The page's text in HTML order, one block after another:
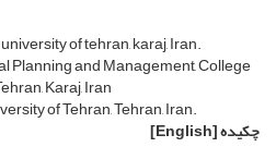
of tehran, karaj, Iran.
Planning and Management, College
Karaj, Iran
of Tehran, Tehran, Iran.
چکیده[English]